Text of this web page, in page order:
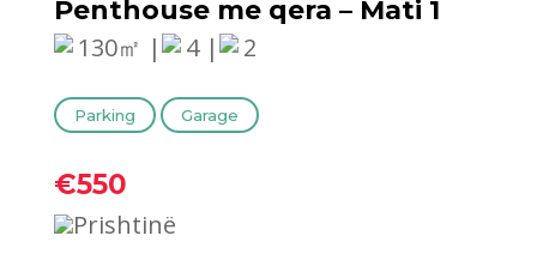
Penthouse me qera – Mati 1
130㎡ |
4 | 2
Parking Garage
€550
Prishtinë